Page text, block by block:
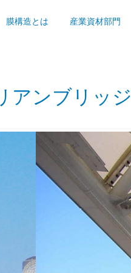
膜構造とは 産業資材部門
アンブリッジ